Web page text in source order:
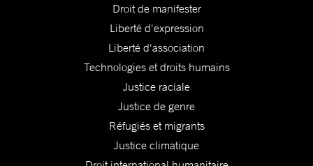
Droit de manifester
Liberté d'expression
Liberté d'association
Technologies et droits humains
Justice raciale
Justice de genre
Réfugiés et migrants
Justice climatique